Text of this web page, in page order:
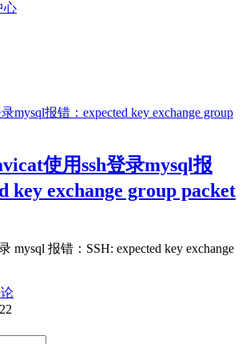
心
使用ssh登录mysql报
key exchange group packet
mysql 报错：SSH: expected key exchange